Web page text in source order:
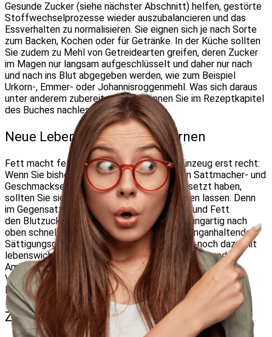
Gesunde Zucker (siehe nächster Abschnitt) helfen, gestörte
Stoffwechselprozesse wieder auszubalancieren und das
Essverhalten zu normalisieren. Sie eignen sich je nach Sorte
zum Backen, Kochen oder für Getränke. In der Küche sollten
Sie zudem zu Mehl von Getreidearten greifen, deren Zucker
im Magen nur langsam aufgeschlüsselt und daher nur nach
und nach ins Blut abgegeben werden, wie zum Beispiel
Urkorn-, Emmer- oder Johannisroggenmehl. Was sich daraus
unter anderem zubereiten lässt, können Sie im Rezeptkapitel
des Buches nachlesen.
Neue Lebensmittel kennenlernen
Fett macht fett, Eiweiß schmeckt fad, Grünzeug erst recht:
Wenn Sie bisher vor allem auf den schnellen Sattmacher- und
Geschmackseffekt von Kohlenhydraten gesetzt haben,
sollten Sie sich jetzt eines Besseren belehren lassen. Denn
im Gegensatz zu den Zuckern lassen Eiweiß und Fett
den Blutzucker- und Insulinspiegel nicht sprungartig nach
oben schnellen. Sie sorgen dadurch für ein langanhaltendes
Sättigungsgefühl und versorgten den Körper noch dazu mit
lebenswichtigen Stoffen wie essenziellen Fett- und
Aminosäuren. Gemüse und Früchte liefern dazu reichlich
Vitamine, Mineralstoffe, sekundäre Pflanzenstoffe und
Ballaststoffe.
Zum richtigen Obst greifen